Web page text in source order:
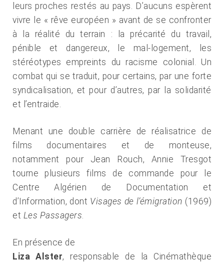
leurs proches restés au pays. D’aucuns espèrent
vivre le « rêve européen » avant de se confronter
à la réalité du terrain : la précarité du travail,
pénible et dangereux, le mal-logement, les
stéréotypes empreints du racisme colonial. Un
combat qui se traduit, pour certains, par une forte
syndicalisation, et pour d’autres, par la solidarité
et l’entraide.
Menant une double carrière de réalisatrice de
films documentaires et de monteuse,
notamment pour Jean Rouch, Annie Tresgot
tourne plusieurs films de commande pour le
Centre Algérien de Documentation et
d’Information, dont Visages de l’émigration (1969)
et Les Passagers
En présence de
Liza Alster, responsable de la Cinémathèque